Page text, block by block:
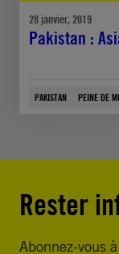
28 janvier, 2019
Pakistan :
PAKISTAN PEINE DE
Rester
Abonnez-vous